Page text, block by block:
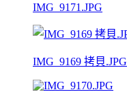
IMG_9171.JPG
IMG_9169 拷貝.JPG